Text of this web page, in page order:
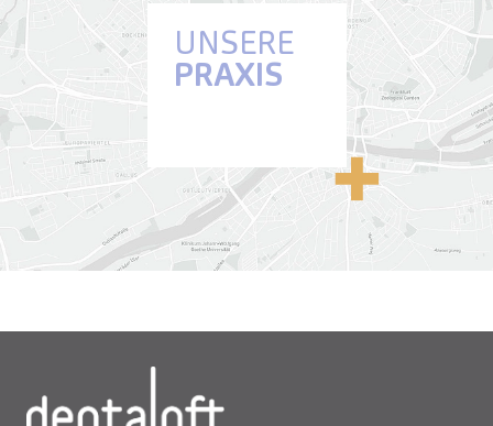
UNSERE
PRAXIS